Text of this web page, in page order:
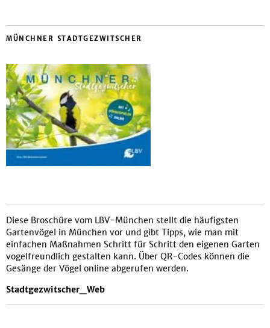
MÜNCHNER STADTGEZWITSCHER
Diese Broschüre vom LBV-München stellt die häufigsten
Gartenvögel in München vor und gibt Tipps, wie man mit
einfachen Maßnahmen Schritt für Schritt den eigenen Garten
vogelfreundlich gestalten kann. Über QR-Codes können die
Gesänge der Vögel online abgerufen werden.
Stadtgezwitscher_Web